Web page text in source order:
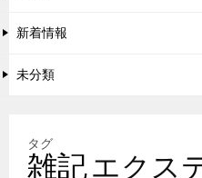
新着情報
未分類
タグ
雑記エクス